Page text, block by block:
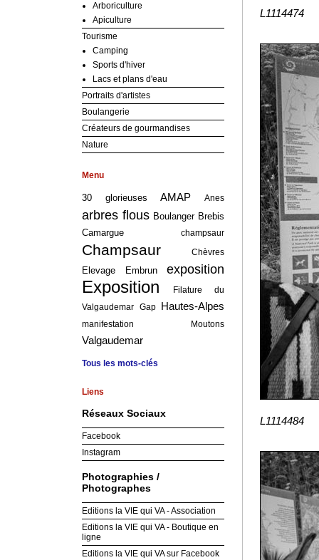
L1114474
L1114484
Arboriculture
Apiculture
Tourisme
Camping
Sports d'hiver
Lacs et plans d'eau
Portraits d'artistes
Boulangerie
Créateurs de gourmandises
Nature
Menu
30 glorieuses AMAP Anes
arbres flous Boulanger Brebis
Camargue
champsaur
Champsaur Chèvres
Elevage Embrun exposition
Exposition
Filature du
Valgaudemar Gap Hautes-Alpes
manifestation Moutons
Valgaudemar
Tous les mots-clés
Liens
Réseaux Sociaux
Facebook
Instagram
Photographies /
Photographes
Editions la VIE qui VA - Association
Editions la VIE qui VA - Boutique en
ligne
Editions la VIE qui VA sur Facebook